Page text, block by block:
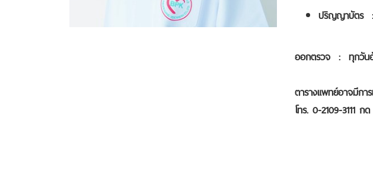
ปริญญาบัตร :
ออกตรวจ : ทุกวันอั
ตารางแพทย์อาจมีกา
โทร. 0-2109-3111